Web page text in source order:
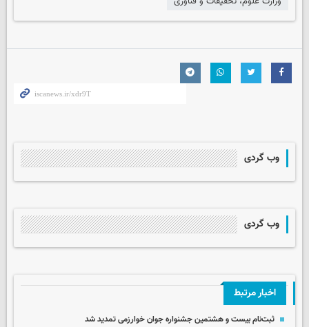
وب گردی
وب گردی
اخبار مرتبط
ثبت‌نام بیست و هشتمین جشنواره جوان خوارزمی تمدید شد